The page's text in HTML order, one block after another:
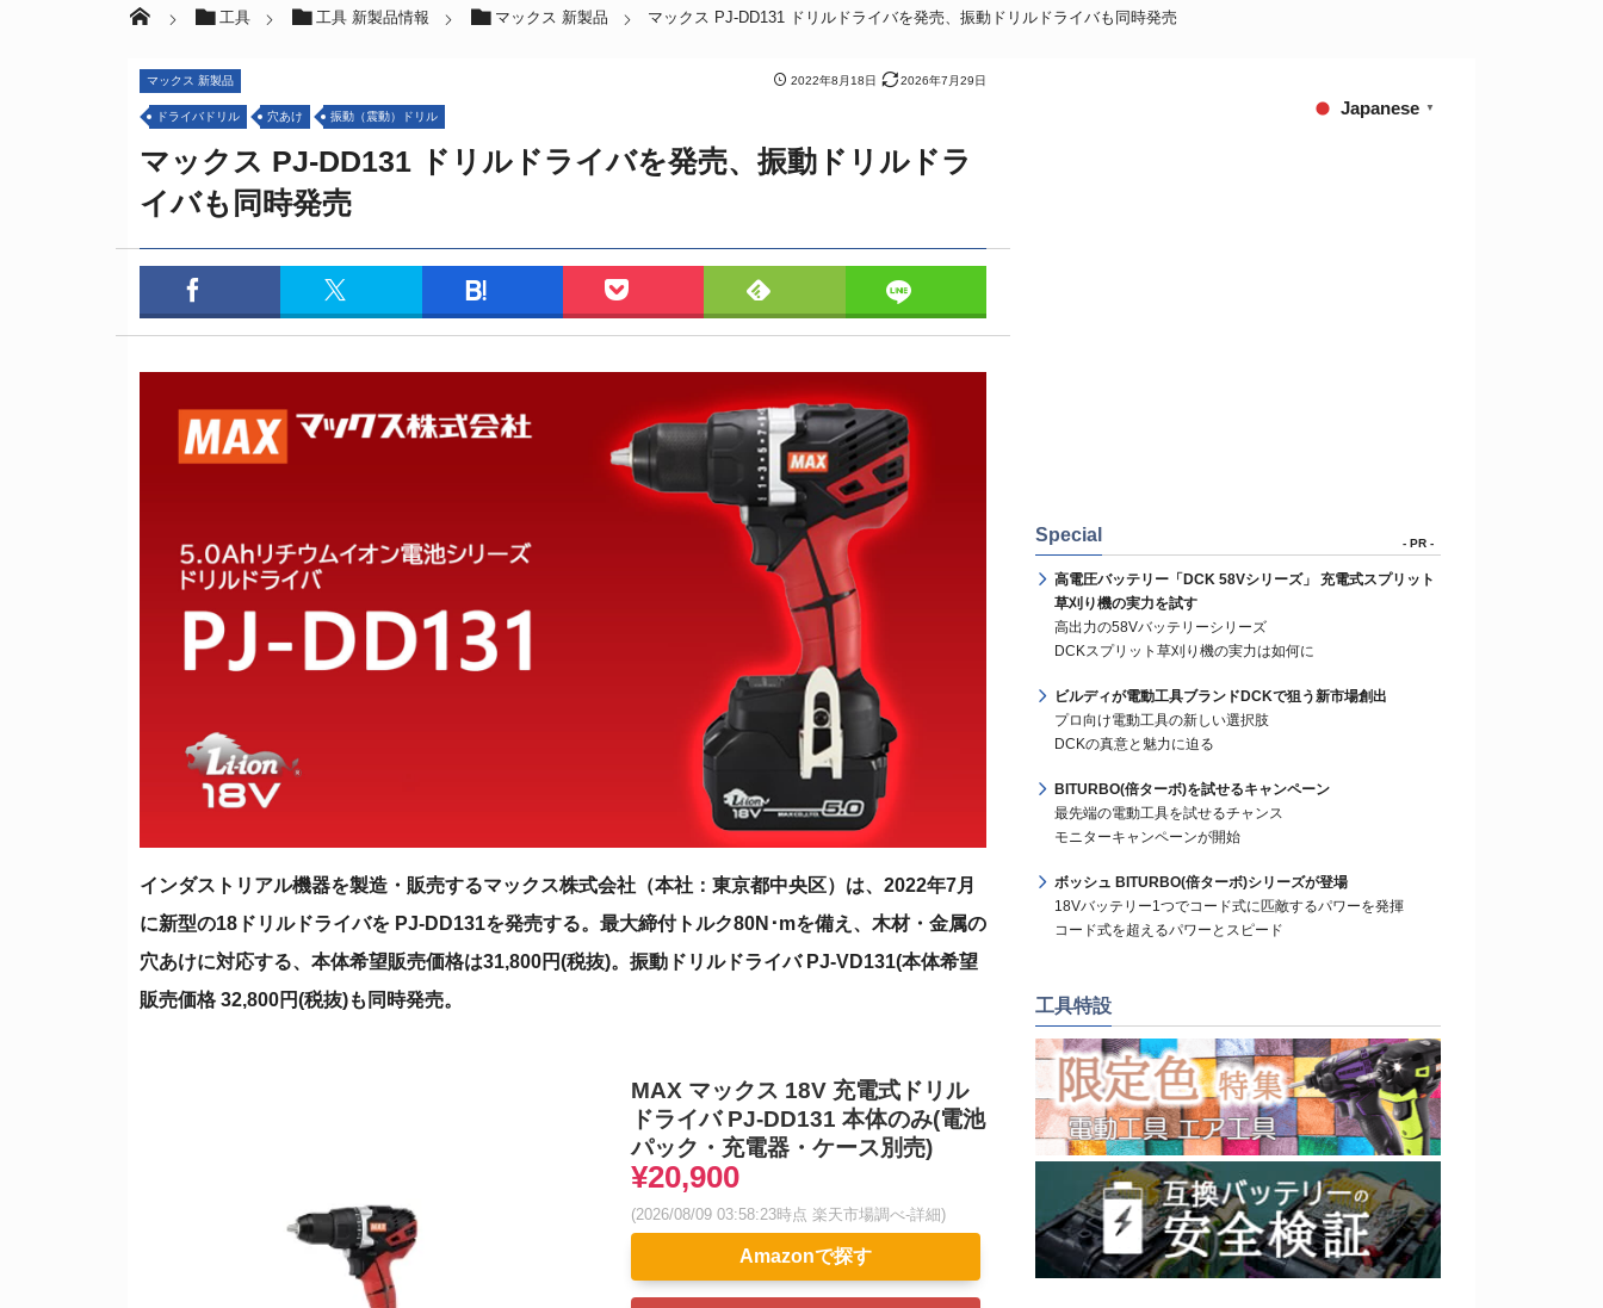
工具 工具 新製品情報 マックス 新製品 マックス PJ-DD131 ドリルドライバを発売、振動ドリルドライバも同時発売
2022年8月18日 2026年7月29日
マックス 新製品
ドライバドリル 穴あけ 振動（震動）ドリル
マックス PJ-DD131 ドリルドライバを発売、振動ドリルドラ
イバも同時発売
インダストリアル機器を製造・販売するマックス株式会社（本社：東京都中央区）は、2022年7月
に新型の18ドリルドライバを PJ-DD131を発売する。最大締付トルク80N･mを備え、木材・金属の
穴あけに対応する、本体希望販売価格は31,800円(税抜)。振動ドリルドライバ PJ-VD131(本体希望
販売価格 32,800円(税抜)も同時発売。
MAX マックス 18V 充電式ドリル
ドライバ PJ-DD131 本体のみ(電池
パック・充電器・ケース別売)
¥20,900
(2026/08/09 03:58:23時点 楽天市場調べ-詳細)
Amazonで探す
Japanese ▼
Special - PR -
高電圧バッテリー「DCK 58Vシリーズ」 充電式スプリット
草刈り機の実力を試す
高出力の58Vバッテリーシリーズ
DCKスプリット草刈り機の実力は如何に
ビルディが電動工具ブランドDCKで狙う新市場創出
プロ向け電動工具の新しい選択肢
DCKの真意と魅力に迫る
BITURBO(倍ターボ)を試せるキャンペーン
最先端の電動工具を試せるチャンス
モニターキャンペーンが開始
ボッシュ BITURBO(倍ターボ)シリーズが登場
18Vバッテリー1つでコード式に匹敵するパワーを発揮
コード式を超えるパワーとスピード
工具特設